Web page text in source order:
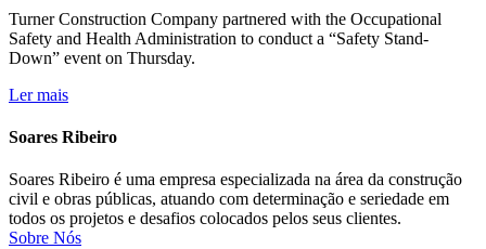
Turner Construction Company partnered with the Occupational
Safety and Health Administration to conduct a “Safety Stand-
Down” event on Thursday.
Ler mais
Soares Ribeiro
Soares Ribeiro é uma empresa especializada na área da construção
civil e obras públicas, atuando com determinação e seriedade em
todos os projetos e desafios colocados pelos seus clientes.
Sobre Nós